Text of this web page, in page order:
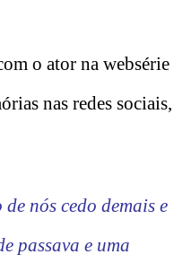
o ator na websérie
nas redes sociais,
nós cedo demais e
passava e uma